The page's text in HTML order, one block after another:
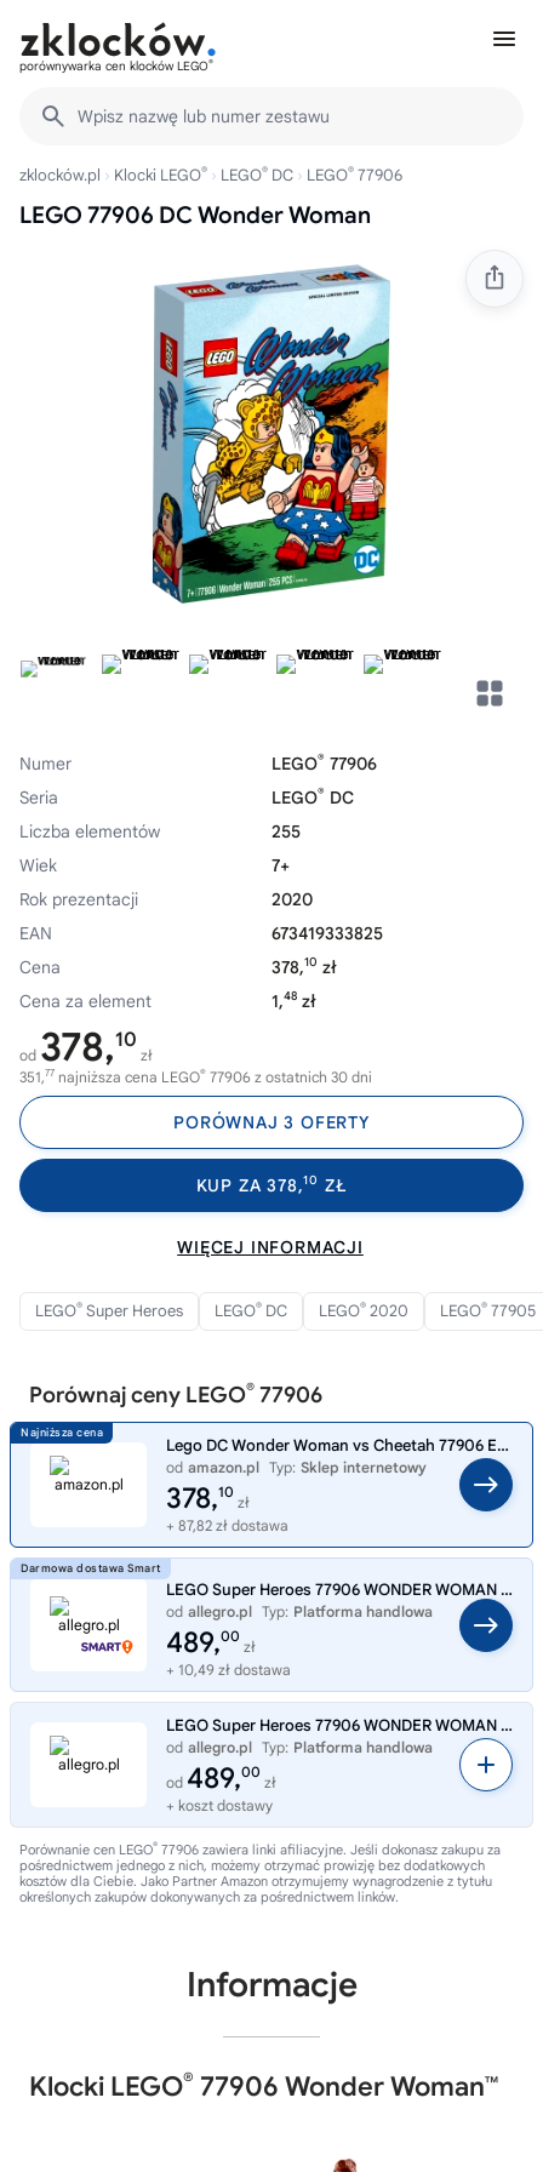
porównywarka cen klocków LEGO®
Wpisz nazwę lub numer zestawu
zklocków.pl Klocki LEGO® LEGO® DC LEGO® 77906
LEGO 77906 DC Wonder Woman
Numer LEGO® 77906
Seria
LEGO® DC
Liczba elementów
255
Wiek
7+
Rok prezentacji
2020
EAN
673419333825
Cena
378,10 zł
Cena za element
1,48 zł
od 378,10
zł
351,77 najniższa cena LEGO® 77906 z ostatnich 30 dni
PORÓWNAJ 3 OFERTY
KUP ZA 378,10 ZŁ
WIĘCEJ INFORMACJI
LEGO® Super Heroes LEGO® DC LEGO® 2020 LEGO® 77905
Porównaj ceny LEGO® 77906
Lego DC Wonder Woman vs Cheetah 77906 Exclusive
od amazon.pl Typ: Sklep internetowy
378,10
zł
+ 87,82 zł dostawa
LEGO Super Heroes 77906 WONDER WOMAN DC SDCC San Diego Comic Con
od allegro.pl Typ: Platforma handlowa
489,00
zł
+ 10,49 zł dostawa
LEGO Super Heroes 77906 WONDER WOMAN DC SDCC San Diego Comic Con
od allegro.pl Typ: Platforma handlowa
od 489,00
zł
+ koszt dostawy
Porównanie cen LEGO® 77906 zawiera linki afiliacyjne. Jeśli dokonasz zakupu za
pośrednictwem jednego z nich, możemy otrzymać prowizję bez dodatkowych
kosztów dla Ciebie. Jako Partner Amazon otrzymujemy wynagrodzenie z tytułu
określonych zakupów dokonywanych za pośrednictwem linków.
Informacje
Klocki LEGO® 77906 Wonder Woman™